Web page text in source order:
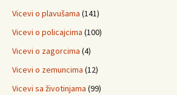
Vicevi o plavušama (141)
Vicevi o policajcima (100)
Vicevi o zagorcima (4)
Vicevi o zemuncima (12)
Vicevi sa životinjama (99)